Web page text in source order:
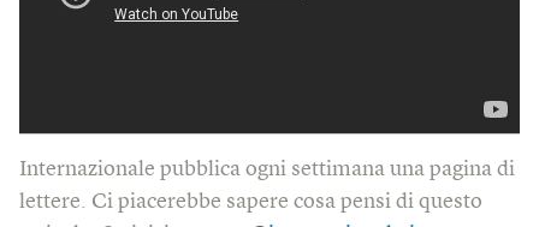
Internazionale pubblica ogni settimana una pagina di
lettere. Ci piacerebbe sapere cosa pensi di questo